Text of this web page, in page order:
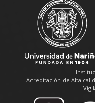
Acreditación de Alta